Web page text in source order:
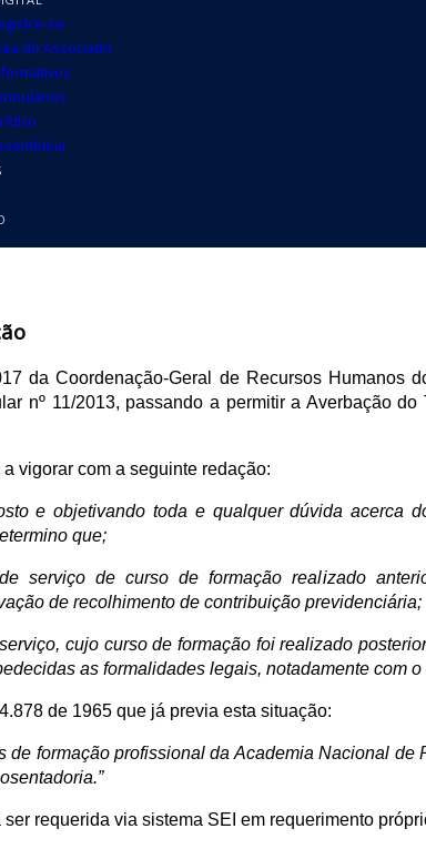
se
do Associado
da Coordenação-Geral de Recursos
nº 11/2013, passando a permitir a Averbação
vigorar com a seguinte redação:
e objetivando toda e qualquer dúvida
que;
serviço de curso de formação realizado
de recolhimento de contribuição previdenciária;
cujo curso de formação foi realizado
as formalidades legais, notadamente com
de 1965 que já previa esta situação:
de formação profissional da Academia Nacional
requerida via sistema SEI em requerimento